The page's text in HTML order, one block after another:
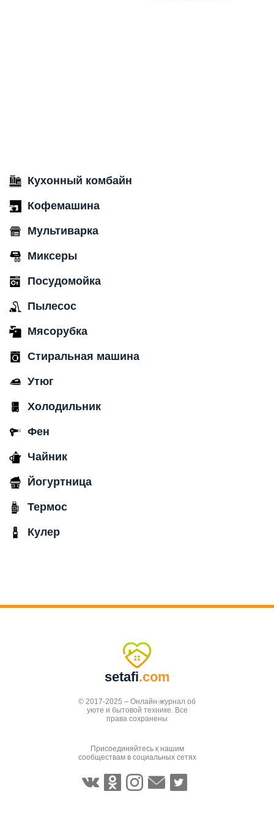
Кухонный комбайн
Кофемашина
Мультиварка
Миксеры
Посудомойка
Пылесос
Мясорубка
Стиральная машина
Утюг
Холодильник
Фен
Чайник
Йогуртница
Термос
Кулер
setafi.com
© 2017-2025 – Онлайн-журнал об
уюте и бытовой технике. Все
права сохранены
Присоединяйтесь к нашим
сообществам в социальных сетях